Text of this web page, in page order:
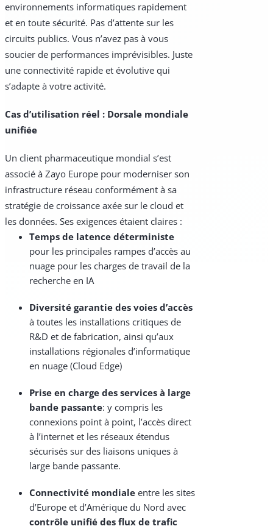
environnements informatiques rapidement
et en toute sécurité. Pas d’attente sur les
circuits publics. Vous n’avez pas à vous
soucier de performances imprévisibles. Juste
une connectivité rapide et évolutive qui
s’adapte à votre activité.
Cas d’utilisation réel : Dorsale mondiale
unifiée
Un client pharmaceutique mondial s’est
associé à Zayo Europe pour moderniser son
infrastructure réseau conformément à sa
stratégie de croissance axée sur le cloud et
les données. Ses exigences étaient claires :
Temps de latence déterministe
pour les principales rampes d’accès au
nuage pour les charges de travail de la
recherche en IA
Diversité garantie des voies d’accès
à toutes les installations critiques de
R&D et de fabrication, ainsi qu’aux
installations régionales d’informatique
en nuage (Cloud Edge)
Prise en charge des services à large
bande passante: y compris les
connexions point à point, l’accès direct
à l’internet et les réseaux étendus
sécurisés sur des liaisons uniques à
large bande passante.
Connectivité mondiale entre les sites
d’Europe et d’Amérique du Nord avec
contrôle unifié des flux de trafic